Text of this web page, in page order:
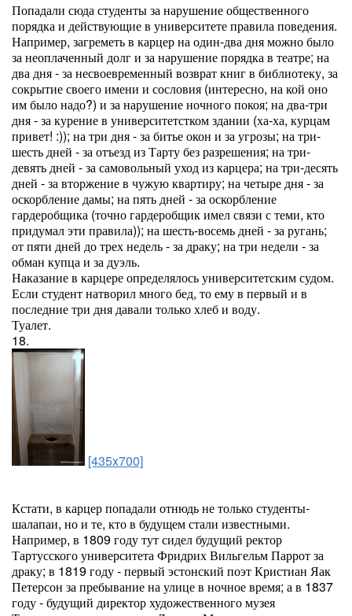
Попадали сюда студенты за нарушение общественного
порядка и действующие в университете правила поведения.
Например, загреметь в карцер на один-два дня можно было
за неоплаченный долг и за нарушение порядка в театре; на
два дня - за несвоевременный возврат книг в библиотеку, за
сокрытие своего имени и сословия (интересно, на кой оно
им было надо?) и за нарушение ночного покоя; на два-три
дня - за курение в университетстком здании (ха-ха, курцам
привет! :)); на три дня - за битье окон и за угрозы; на три-
шесть дней - за отъезд из Тарту без разрешения; на три-
девять дней - за самовольный уход из карцера; на три-десять
дней - за вторжение в чужую квартиру; на четыре дня - за
оскорбление дамы; на пять дней - за оскорбление
гардеробщика (точно гардеробщик имел связи с теми, кто
придумал эти правила)); на шесть-восемь дней - за ругань;
от пяти дней до трех недель - за драку; на три недели - за
обман купца и за дуэль.
Наказание в карцере определялось университетским судом.
Если студент натворил много бед, то ему в первый и в
последние три дня давали только хлеб и воду.
Туалет.
18.
[435x700]
Кстати, в карцер попадали отнюдь не только студенты-
шалапаи, но и те, кто в будущем стали известными.
Например, в 1809 году тут сидел будущий ректор
Тартусского университета Фридрих Вильгельм Паррот за
драку; в 1819 году - первый эстонский поэт Кристиан Яак
Петерсон за пребывание на улице в ночное время; а в 1837
году - будущий директор художественного музея